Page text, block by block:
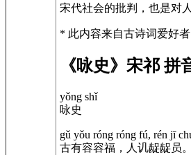
宋代社会的批判，也是对
* 此内容来自古诗词爱好
《咏史》宋祁 拼
yǒng shǐ
咏史
gǔ yǒu róng róng fú, rén jī
古有容容福，人讥龊龊员。